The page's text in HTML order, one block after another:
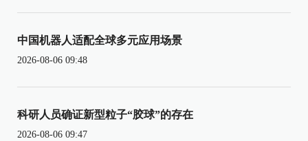
中国机器人适配全球多元应用场景
2026-08-06 09:48
科研人员确证新型粒子“胶球”的存在
2026-08-06 09:47